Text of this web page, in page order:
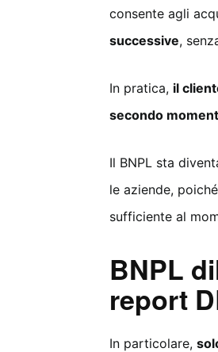
consente agli
successive,
In pratica, il
secondo
Il BNPL sta
le aziende,
sufficiente al
BNPL
report
In particolare,